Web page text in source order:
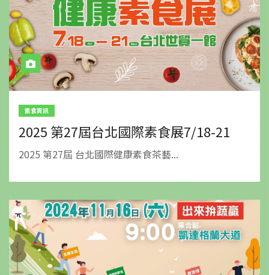
素食資訊
2025 第27屆台北國際素食展7/18-21
2025 第27屆 台北國際健康素食茶藝...